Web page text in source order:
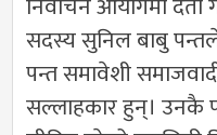
सदस्य सुनिल बाबु
पन्त समावेशी
सल्लाहकार हुन्।